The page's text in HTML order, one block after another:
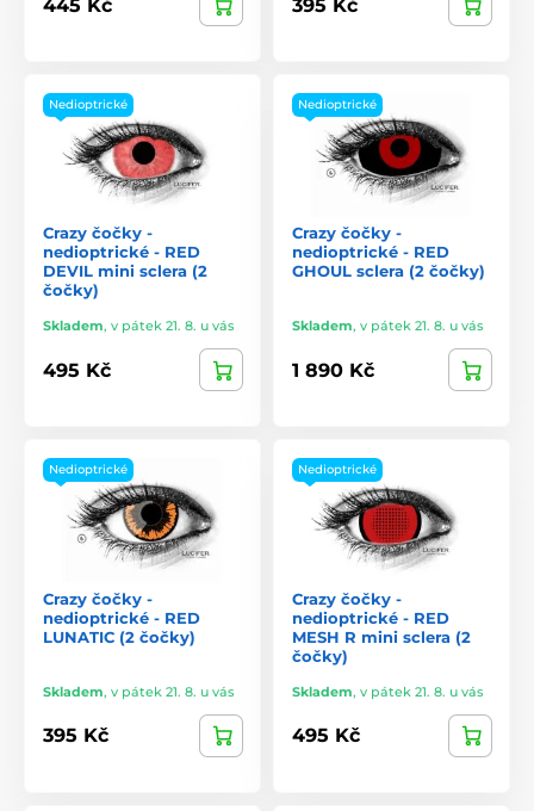
445 Kč 395 Kč
Nedioptrické
Crazy čočky -
nedioptrické - RED
DEVIL mini sclera (2
čočky)
Skladem, v pátek 21. 8. u vás
495 Kč
Nedioptrické
Crazy čočky -
nedioptrické - RED
GHOUL sclera (2 čočky)
Skladem, v pátek 21. 8. u vás
1 890 Kč
Nedioptrické
Crazy čočky -
nedioptrické - RED
LUNATIC (2 čočky)
Skladem, v pátek 21. 8. u vás
395 Kč
Nedioptrické
Crazy čočky -
nedioptrické - RED
MESH R mini sclera (2
čočky)
Skladem, v pátek 21. 8. u vás
495 Kč